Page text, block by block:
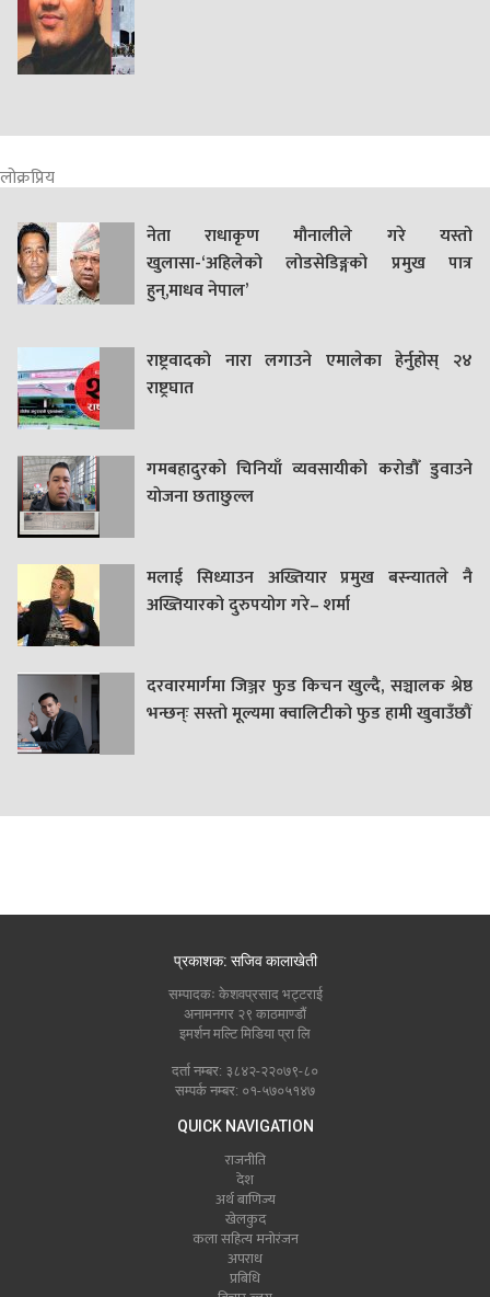
लोक्रप्रिय
नेता राधाकृण मौनालीले गरे यस्तो
खुलासा-‘अहिलेको लोडसेडिङ्गको प्रमुख पात्र
हुन्,माधव नेपाल’
राष्ट्रवादको नारा लगाउने एमालेका हेर्नुहोस् २४
राष्ट्रघात
गमबहादुरकाे चिनियाँ व्यवसायीको करोडौँ डुवाउने
याेजना छताछुल्ल
मलाई सिध्याउन अख्तियार प्रमुख बस्न्यातले नै
अख्तियारको दुरुपयोग गरे– शर्मा
दरवारमार्गमा जिञ्जर फुड किचन खुल्दै, सञ्चालक श्रेष्ठ
भन्छन्ः सस्तो मूल्यमा क्वालिटीको फुड हामी खुवाउँछौं
प्रकाशक: सजिव कालाखेती
सम्पादकः केशवप्रसाद भट्टराई
अनामनगर २९ काठमाण्डौं
इमर्शन मल्टि मिडिया प्रा लि
दर्ता नम्बर: ३८४२-२२०७९-८०
सम्पर्क नम्बर: ०१-५७०५१४७
QUICK NAVIGATION
राजनीति
देश
अर्थ बाणिज्य
खेलकुद
कला सहित्य मनोरंजन
अपराध
प्रबिधि